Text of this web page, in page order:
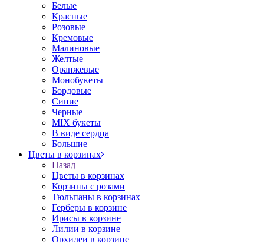
Белые
Красные
Розовые
Кремовые
Малиновые
Желтые
Оранжевые
Монобукеты
Бордовые
Синие
Черные
MIX букеты
В виде сердца
Большие
Цветы в корзинах
Назад
Цветы в корзинах
Корзины с розами
Тюльпаны в корзинах
Герберы в корзине
Ирисы в корзине
Лилии в корзине
Орхидеи в корзине